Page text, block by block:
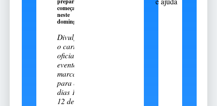
começa
neste
domingo, 9
Divulgado
o cartal
oficial do
evento
marcado
para os
dias 11 e
12 de